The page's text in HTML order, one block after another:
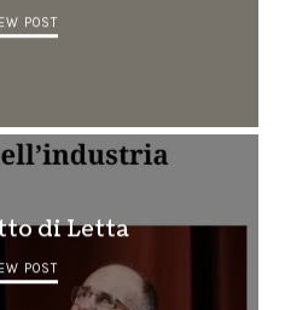
POST
di Letta
POST